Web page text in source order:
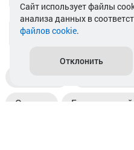
info@akkamulik.by
Пункты
Оплата Безналичный
Cайт использует файлы
анализа данных в
файлов cookie.
Отклонить